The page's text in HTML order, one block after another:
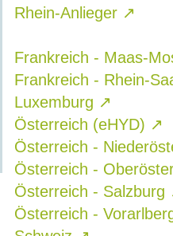
Rhein-Anlieger ↗
Frankreich - Maas-
Frankreich - Rhein-
Luxemburg ↗
Österreich (eHYD) ↗
Österreich -
Österreich -
Österreich - Salzburg
Österreich -